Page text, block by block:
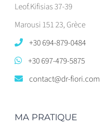
Leof.Kifisias 37-39
Marousi 151 23, Grèce
+30 694-879-0484
+30 697-479-5875
contact@dr-fiori.com
MA PRATIQUE